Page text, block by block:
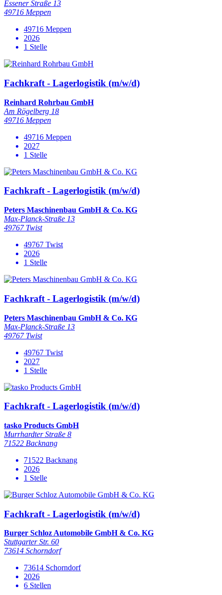
Essener Straße 13
49716 Meppen
49716 Meppen
2026
1 Stelle
Fachkraft - Lagerlogistik (m/w/d)
Reinhard Rohrbau GmbH
Am Rögelberg 18
49716 Meppen
49716 Meppen
2027
1 Stelle
Fachkraft - Lagerlogistik (m/w/d)
Peters Maschinenbau GmbH & Co. KG
Max-Planck-Straße 13
49767 Twist
49767 Twist
2026
1 Stelle
Fachkraft - Lagerlogistik (m/w/d)
Peters Maschinenbau GmbH & Co. KG
Max-Planck-Straße 13
49767 Twist
49767 Twist
2027
1 Stelle
Fachkraft - Lagerlogistik (m/w/d)
tasko Products GmbH
Murrhardter Straße 8
71522 Backnang
71522 Backnang
2026
1 Stelle
Fachkraft - Lagerlogistik (m/w/d)
Burger Schloz Automobile GmbH & Co. KG
Stuttgarter Str. 60
73614 Schorndorf
73614 Schorndorf
2026
6 Stellen